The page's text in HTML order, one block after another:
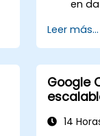
en
Leer más...
Google
14